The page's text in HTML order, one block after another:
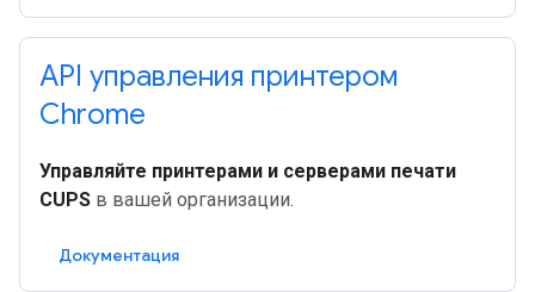
API управления принтером
Chrome
Управляйте принтерами и серверами печати
CUPS в вашей организации.
Документация